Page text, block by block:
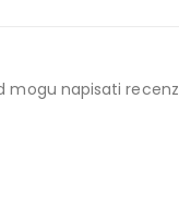
mogu napisati